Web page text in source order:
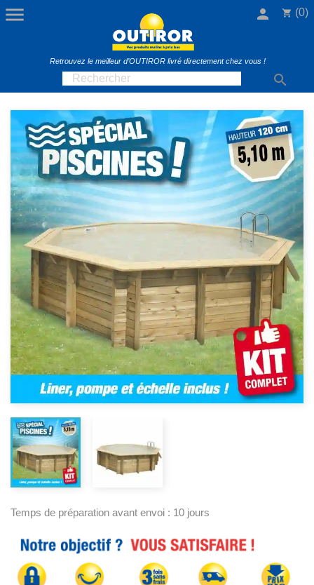
 shopping_cart (0)
person
Retrouvez le meilleur d’OUTIROR livré directement chez vous !

Temps de préparation avant envoi : 10 jours